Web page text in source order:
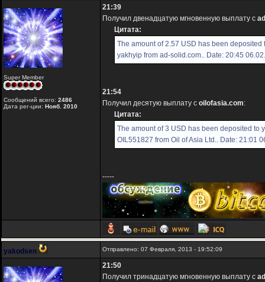
Super Member
Сообщений всего: 2486
Дата рег-ции: Нояб. 2010
21:39
Получил двенадцатую мгновенную выплату с
Цитата:
The amount of 2.57 USD has been
yakhyip from ad-solid.com.. Date: 20:45
21:54
Получил десятую выплату с oilofasia.com:
Цитата:
The amount of 3 USD has been deposited to
OIL551827 from Oil of Asia Ltd.. Date: 21:01
-----
yakodsen Отправлено: 07 Февраля, 2013 - 19:52:09
21:50
Получил тринадцатую мгновенную выплату с